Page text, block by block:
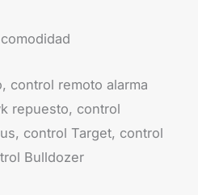
control remoto alarma
repuesto, control
control Target, control
Bulldozer